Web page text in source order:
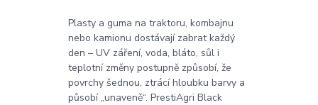
Plasty a guma na traktoru, kombajnu
nebo kamionu dostávají zabrat každý
den – UV záření, voda, bláto, sůl i
teplotní změny postupně způsobí, že
povrchy šednou, ztrácí hloubku barvy a
působí „unaveně“. PrestiAgri Black